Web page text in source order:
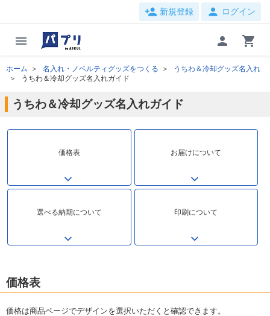
person_add 新規登録 person ログイン
menu person shopping_cart
ホーム 名入れ・ノベルティグッズをつくる
うちわ＆冷却グッズ名入れ
うちわ＆冷却グッズ名入れガイド
うちわ＆冷却グッズ名入れガイド
価格表 お届けについて
選べる納期について 印刷について
価格表
価格は商品ページでデザインを選択いただくと確認できます。